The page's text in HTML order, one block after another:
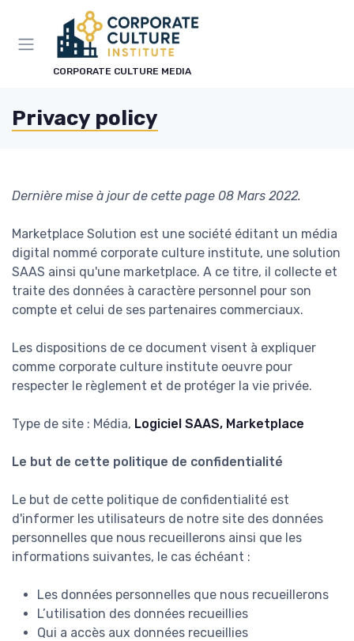
CORPORATE CULTURE MEDIA
Privacy policy
Dernière mise à jour de cette page 08 Mars 2022.
Marketplace Solution est une société éditant un média
digital nommé corporate culture institute, une solution
SAAS ainsi qu'une marketplace. A ce titre, il collecte et
traite des données à caractère personnel pour son
compte et celui de ses partenaires commerciaux.
Les dispositions de ce document visent à expliquer
comme corporate culture institute oeuvre pour
respecter le règlement et de protéger la vie privée.
Type de site : Média, Logiciel SAAS, Marketplace
Le but de cette politique de confidentialité
Le but de cette politique de confidentialité est
d'informer les utilisateurs de notre site des données
personnelles que nous recueillerons ainsi que les
informations suivantes, le cas échéant :
Les données personnelles que nous recueillerons
L’utilisation des données recueillies
Qui a accès aux données recueillies